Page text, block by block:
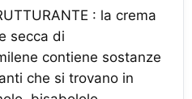
: la crema
secca di
contiene sostanze
che si trovano in